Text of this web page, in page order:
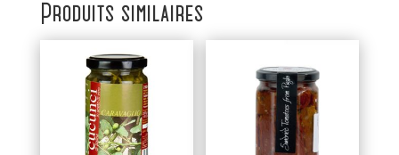
Produits similaires